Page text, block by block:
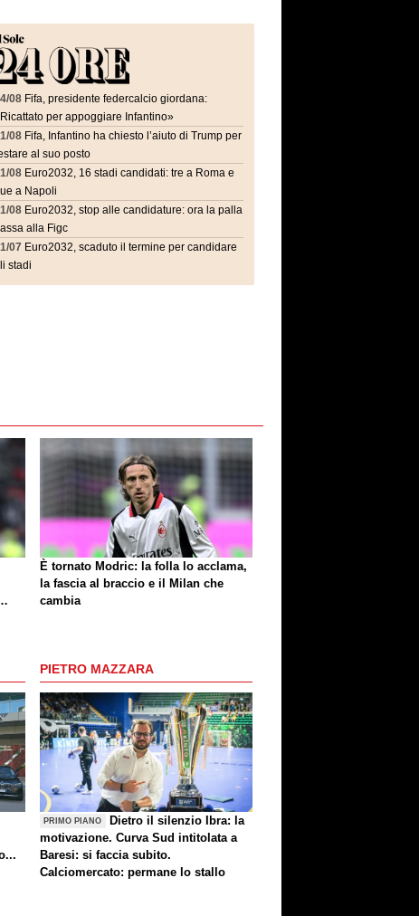
08 Fifa, presidente federcalcio giordana:
per appoggiare Infantino»
08 Fifa, Infantino ha chiesto l’aiuto di Trump per
al suo posto
08 Euro2032, 16 stadi candidati: tre a Roma e
a Napoli
08 Euro2032, stop alle candidature: ora la palla
alla Figc
07 Euro2032, scaduto il termine per candidare
stadi
È tornato Modric: la folla lo acclama,
la fascia al braccio e il Milan che
cambia
PIETRO MAZZARA
PRIMO PIANO
Dietro il silenzio Ibra: la
motivazione. Curva Sud intitolata a
Baresi: si faccia subito.
Calciomercato: permane lo stallo